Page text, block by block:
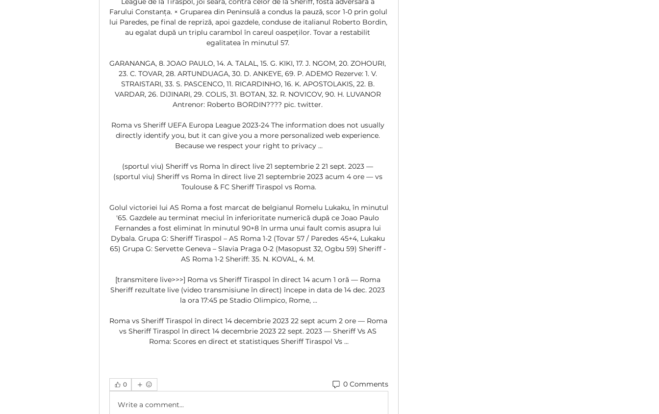
Farului Constanța. × Gruparea din Peninsulă a condus la pauză, scor 1-0 prin golul
lui Paredes, pe final de repriză, apoi gazdele, conduse de italianul Roberto Bordin,
au egalat după un triplu carambol în careul oaspeților. Tovar a restabilit
egalitatea în minutul 57.
GARANANGA, 8. JOAO PAULO, 14. A. TALAL, 15. G. KIKI, 17. J. NGOM, 20. ZOHOURI,
23. C. TOVAR, 28. ARTUNDUAGA, 30. D. ANKEYE, 69. P. ADEMO Rezerve: 1. V.
STRAISTARI, 33. S. PASCENCO, 11. RICARDINHO, 16. K. APOSTOLAKIS, 22. B.
VARDAR, 26. DIJINARI, 29. COLIS, 31. BOTAN, 32. R. NOVICOV, 90. H. LUVANOR
Antrenor: Roberto BORDIN???? pic. twitter.
Roma vs Sheriff UEFA Europa League 2023-24 The information does not usually
directly identify you, but it can give you a more personalized web experience.
Because we respect your right to privacy ...
(sportul viu) Sheriff vs Roma în direct live 21 septembrie 2 21 sept. 2023 —
(sportul viu) Sheriff vs Roma în direct live 21 septembrie 2023 acum 4 ore — vs
Toulouse & FC Sheriff Tiraspol vs Roma.
Golul victoriei lui AS Roma a fost marcat de belgianul Romelu Lukaku, în minutul
'65. Gazdele au terminat meciul în inferioritate numerică după ce Joao Paulo
Fernandes a fost eliminat în minutul 90+8 în urma unui fault comis asupra lui
Dybala. Grupa G: Sheriff Tiraspol – AS Roma 1-2 (Tovar 57 / Paredes 45+4, Lukaku
65) Grupa G: Servette Geneva – Slavia Praga 0-2 (Masopust 32, Ogbu 59) Sheriff -
AS Roma 1-2 Sheriff: 35. N. KOVAL, 4. M.
[transmitere live>>>] Roma vs Sheriff Tiraspol în direct 14 acum 1 oră — Roma
Sheriff rezultate live (video transmisiune în direct) începe in data de 14 dec. 2023
la ora 17:45 pe Stadio Olimpico, Rome, ...
Roma vs Sheriff Tiraspol în direct 14 decembrie 2023 22 sept acum 2 ore — Roma
vs Sheriff Tiraspol în direct 14 decembrie 2023 22 sept. 2023 — Sheriff Vs AS
Roma: Scores en direct et statistiques Sheriff Tiraspol Vs ...
0 0 Comments
Write a comment...